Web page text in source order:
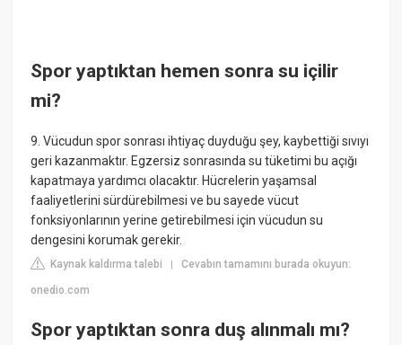
Spor yaptıktan hemen sonra su içilir
mi?
9. Vücudun spor sonrası ihtiyaç duyduğu şey, kaybettiği sıvıyı
geri kazanmaktır. Egzersiz sonrasında su tüketimi bu açığı
kapatmaya yardımcı olacaktır. Hücrelerin yaşamsal
faaliyetlerini sürdürebilmesi ve bu sayede vücut
fonksiyonlarının yerine getirebilmesi için vücudun su
dengesini korumak gerekir.
Kaynak kaldırma talebi |Cevabın tamamını burada okuyun:
onedio.com
Spor yaptıktan sonra duş alınmalı mı?